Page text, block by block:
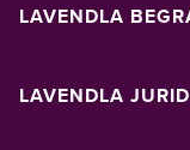
LAVENDLA
LAVENDLA